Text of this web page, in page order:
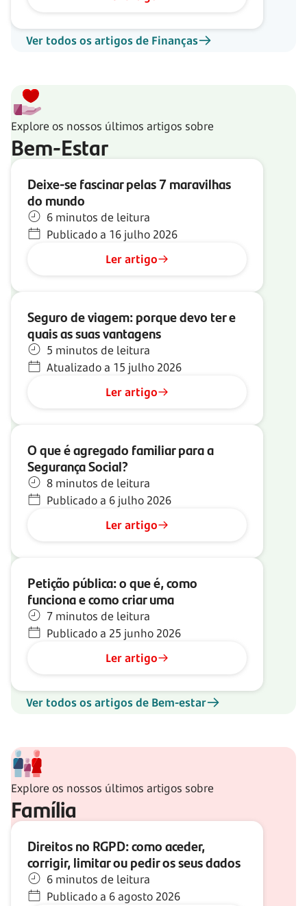
Ver todos os artigos de Finanças
Explore os nossos últimos artigos sobre
Bem-Estar
Deixe-se fascinar pelas 7 maravilhas
do mundo
6 minutos de leitura
Publicado a 16 julho 2026
Ler artigo
Seguro de viagem: porque devo ter e
quais as suas vantagens
5 minutos de leitura
Atualizado a 15 julho 2026
Ler artigo
O que é agregado familiar para a
Segurança Social?
8 minutos de leitura
Publicado a 6 julho 2026
Ler artigo
Petição pública: o que é, como
funciona e como criar uma
7 minutos de leitura
Publicado a 25 junho 2026
Ler artigo
Ver todos os artigos de Bem-estar
Explore os nossos últimos artigos sobre
Família
Direitos no RGPD: como aceder,
corrigir, limitar ou pedir os seus dados
6 minutos de leitura
Publicado a 6 agosto 2026